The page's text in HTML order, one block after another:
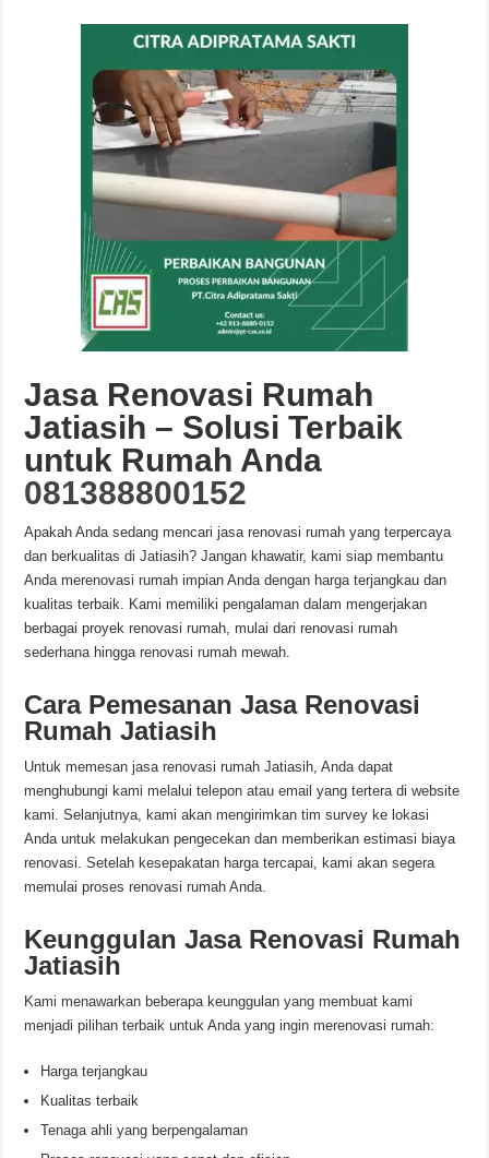
Jasa Renovasi Rumah
Jatiasih – Solusi Terbaik
untuk Rumah Anda
081388800152
Apakah Anda sedang mencari jasa renovasi rumah yang terpercaya
dan berkualitas di Jatiasih? Jangan khawatir, kami siap membantu
Anda merenovasi rumah impian Anda dengan harga terjangkau dan
kualitas terbaik. Kami memiliki pengalaman dalam mengerjakan
berbagai proyek renovasi rumah, mulai dari renovasi rumah
sederhana hingga renovasi rumah mewah.
Cara Pemesanan Jasa Renovasi
Rumah Jatiasih
Untuk memesan jasa renovasi rumah Jatiasih, Anda dapat
menghubungi kami melalui telepon atau email yang tertera di website
kami. Selanjutnya, kami akan mengirimkan tim survey ke lokasi
Anda untuk melakukan pengecekan dan memberikan estimasi biaya
renovasi. Setelah kesepakatan harga tercapai, kami akan segera
memulai proses renovasi rumah Anda.
Keunggulan Jasa Renovasi Rumah
Jatiasih
Kami menawarkan beberapa keunggulan yang membuat kami
menjadi pilihan terbaik untuk Anda yang ingin merenovasi rumah:
Harga terjangkau
Kualitas terbaik
Tenaga ahli yang berpengalaman